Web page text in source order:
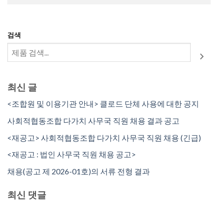
검색
최신 글
<조합원 및 이용기관 안내> 클로드 단체 사용에 대한 공지
사회적협동조합 다가치 사무국 직원 채용 결과 공고
<재공고> 사회적협동조합 다가치 사무국 직원 채용 (긴급)
<재공고 : 법인 사무국 직원 채용 공고>
채용(공고 제 2026-01호)의 서류 전형 결과
최신 댓글